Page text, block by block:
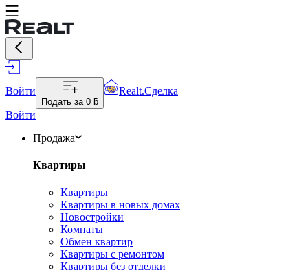
Войти
Подать за 0 ƃ
Realt.Сделка
Войти
Продажа
Квартиры
Квартиры
Квартиры в новых домах
Новостройки
Комнаты
Обмен квартир
Квартиры с ремонтом
Квартиры без отделки